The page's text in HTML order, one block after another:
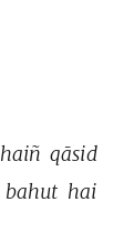
haiñ qāsid
bahut hai